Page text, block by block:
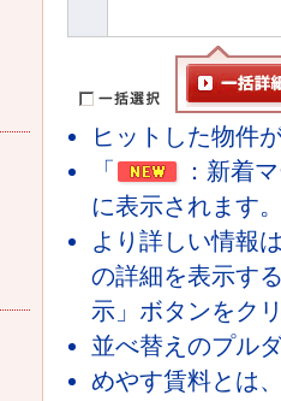
ヒットした物件
「
：新着
に表示されます
より詳しい情報
の詳細を表示す
示」ボタンをク
並べ替えのプル
めやす賃料とは